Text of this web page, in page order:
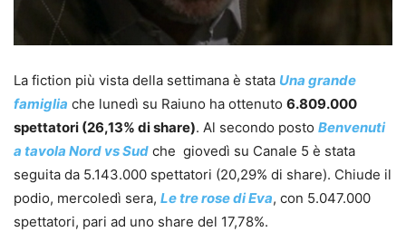
La fiction più vista della settimana è stata Una grande
famiglia che lunedì su Raiuno ha ottenuto 6.809.000
spettatori (26,13% di share). Al secondo posto Benvenuti
a tavola Nord vs Sud che giovedì su Canale 5 è stata
seguita da 5.143.000 spettatori (20,29% di share). Chiude il
podio, mercoledì sera, Le tre rose di Eva, con 5.047.000
spettatori, pari ad uno share del 17,78%.